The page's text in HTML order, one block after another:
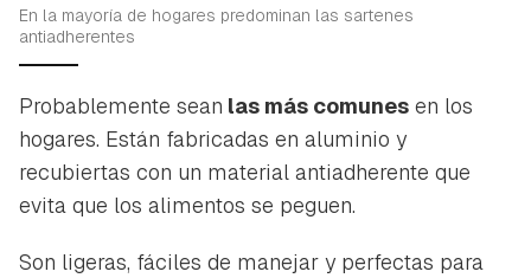
En la mayoría de hogares predominan las sartenes
antiadherentes
Probablemente sean las más comunes en los
hogares. Están fabricadas en aluminio y
recubiertas con un material antiadherente que
evita que los alimentos se peguen.
Son ligeras, fáciles de manejar y perfectas para